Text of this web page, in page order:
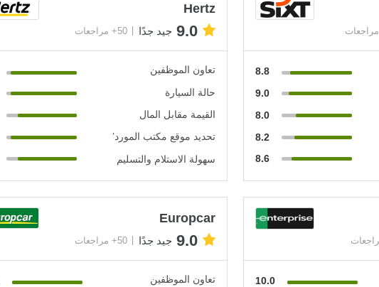
8.8
9.0
8.0
8.2
8.6
Hertz
9.0 جيد جدًا 50+ مراجعات
تعاون الموظفين
حالة السيارة
القيمة مقابل المال
تحديد موقع مكتب المورد’
سهولة الاستلام والتسليم
10.0
Europcar
9.0 جيد جدًا 50+ مراجعات
تعاون الموظفين